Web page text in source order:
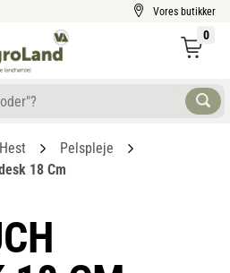
Vores butikker
0
Hest
Pelspleje
18 Cm